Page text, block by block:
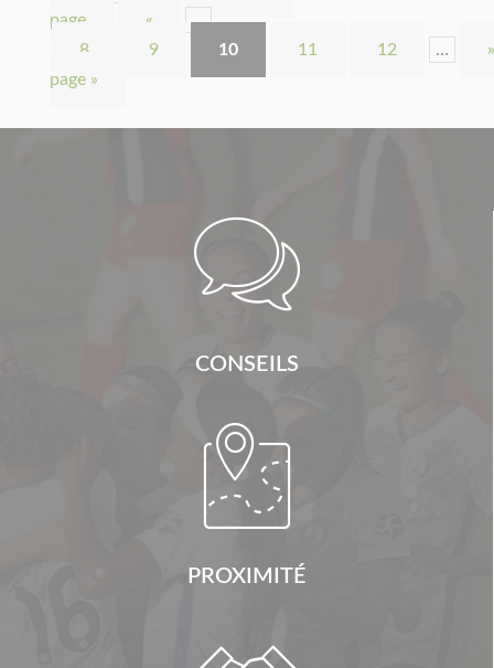
page
«
…
8
9 10 11 12 …
»
page »

CONSEILS

PROXIMITÉ